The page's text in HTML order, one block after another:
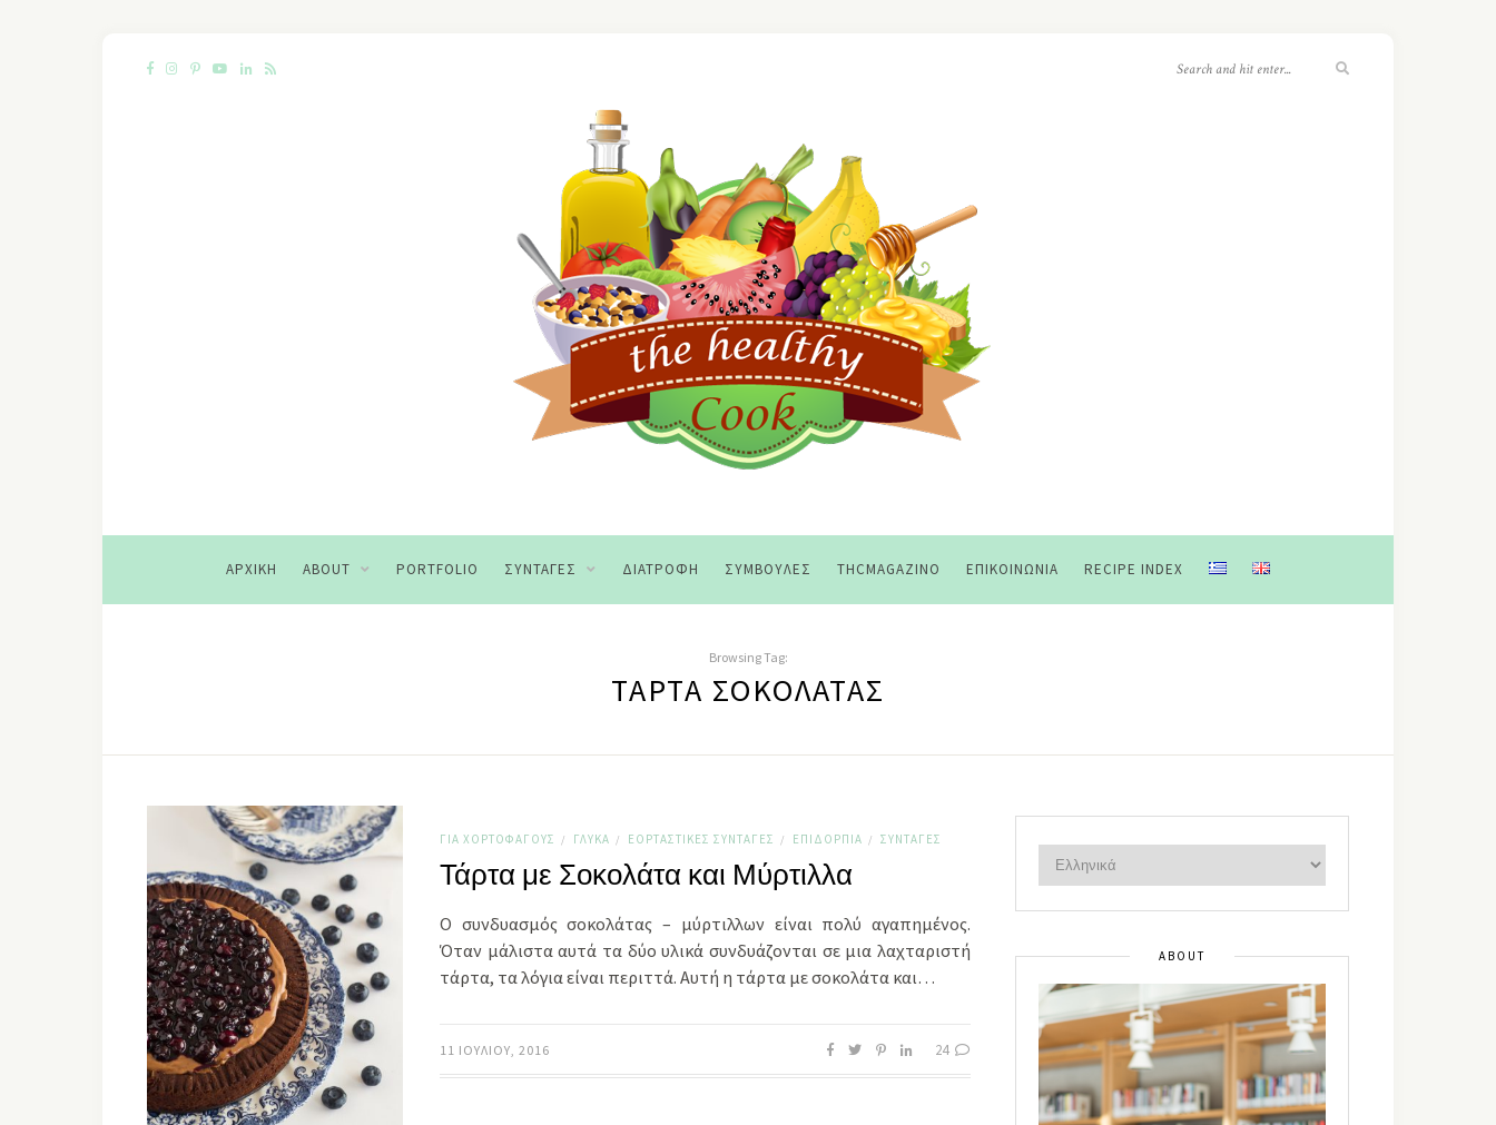
ΑΡΧΙΚΉ ABOUT PORTFOLIO ΣΥΝΤΑΓΈΣ ΔΙΑΤΡΟΦΉ ΣΥΜΒΟΥΛΈΣ THCMAGAZINO ΕΠΙΚΟΙΝΩΝΊΑ RECIPE INDEX
Browsing Tag:
ΤΆΡΤΑ ΣΟΚΟΛΆΤΑΣ
ΓΙΑ ΧΟΡΤΟΦΆΓΟΥΣ / ΓΛΥΚΆ / ΕΟΡΤΑΣΤΙΚΈΣ ΣΥΝΤΑΓΈΣ / ΕΠΙΔΌΡΠΙΑ / ΣΥΝΤΑΓΈΣ
Τάρτα με Σοκολάτα και Μύρτιλλα
Ο συνδυασμός σοκολάτας – μύρτιλλων είναι πολύ αγαπημένος.
Όταν μάλιστα αυτά τα δύο υλικά συνδυάζονται σε μια λαχταριστή
τάρτα, τα λόγια είναι περιττά. Αυτή η τάρτα με σοκολάτα και…
11 ΙΟΥΛΊΟΥ, 2016 24
ABOUT